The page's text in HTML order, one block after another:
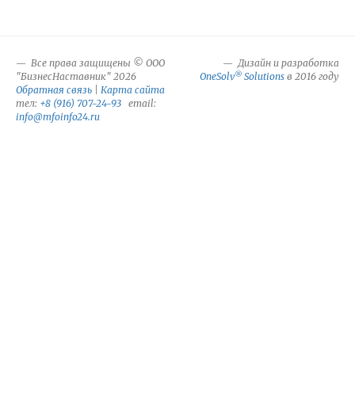
Все права защищены © ООО
"БизнесНаставник" 2026
Обратная связь
Карта сайта
тел: +8 (916) 707-24-93 email:
info@mfoinfo24.ru
Дизайн и разработка
OneSolv® Solutions в 2016 году